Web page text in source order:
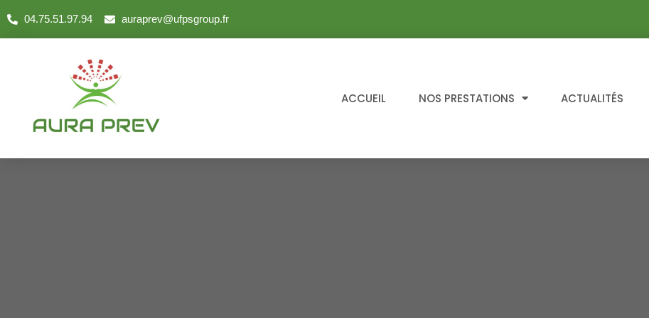
04.75.51.97.94 auraprev@ufpsgroup.fr
ACCUEIL NOS PRESTATIONS ACTUALITÉS